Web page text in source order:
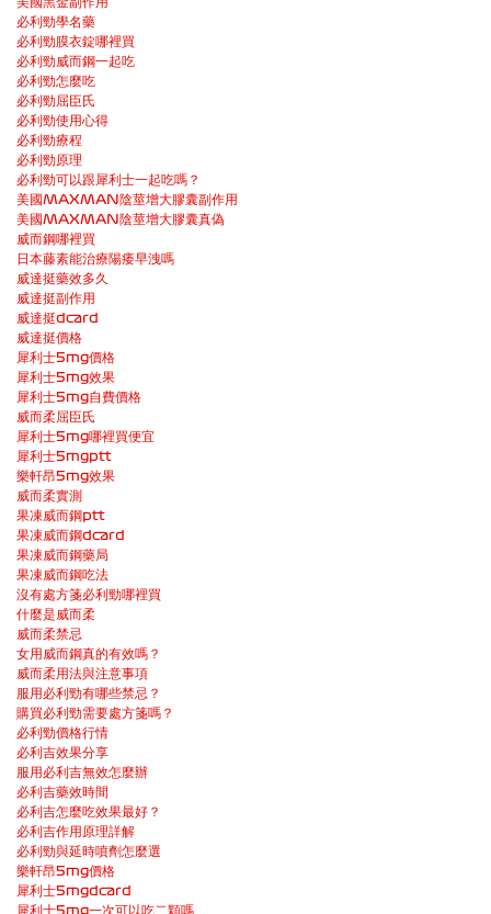
必利勁學名藥
必利勁膜衣錠哪裡買
必利勁威而鋼一起吃
必利勁怎麼吃
必利勁屈臣氏
必利勁使用心得
必利勁療程
必利勁原理
必利勁可以跟犀利士一起吃嗎？
美國MAXMAN陰莖增大膠囊副作用
美國MAXMAN陰莖增大膠囊真偽
威而鋼哪裡買
日本藤素能治療陽痿早洩嗎
威達挺藥效多久
威達挺副作用
威達挺dcard
威達挺價格
犀利士5mg價格
犀利士5mg效果
犀利士5mg自費價格
威而柔屈臣氏
犀利士5mg哪裡買便宜
犀利士5mgptt
樂軒昂5mg效果
威而柔實測
果凍威而鋼ptt
果凍威而鋼dcard
果凍威而鋼藥局
果凍威而鋼吃法
沒有處方箋必利勁哪裡買
什麼是威而柔
威而柔禁忌
女用威而鋼真的有效嗎？
威而柔用法與注意事項
服用必利勁有哪些禁忌？
購買必利勁需要處方箋嗎？
必利勁價格行情
必利吉效果分享
服用必利吉無效怎麼辦
必利吉藥效時間
必利吉怎麼吃效果最好？
必利吉作用原理詳解
必利勁與延時噴劑怎麼選
樂軒昂5mg價格
犀利士5mgdcard
犀利士5mg一次可以吃二顆嗎